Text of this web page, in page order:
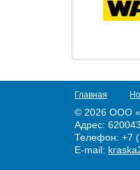
Главная
© 2026 ООО
Адрес:
Телефон: +7
E-mail: